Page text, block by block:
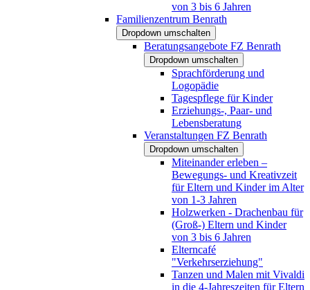
von 3 bis 6 Jahren
Familienzentrum Benrath
Dropdown umschalten
Beratungsangebote FZ Benrath
Dropdown umschalten
Sprachförderung und
Logopädie
Tagespflege für Kinder
Erziehungs-, Paar- und
Lebensberatung
Veranstaltungen FZ Benrath
Dropdown umschalten
Miteinander erleben –
Bewegungs- und Kreativzeit
für Eltern und Kinder im Alter
von 1-3 Jahren
Holzwerken - Drachenbau für
(Groß-) Eltern und Kinder
von 3 bis 6 Jahren
Elterncafé
"Verkehrserziehung"
Tanzen und Malen mit Vivaldi
in die 4-Jahreszeiten für Eltern